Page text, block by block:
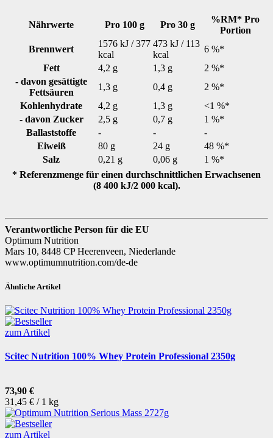
Nährwerte Pro 100 g Pro 30 g
%RM* Pro
Portion
Brennwert
1576 kJ / 377
kcal
473 kJ / 113
kcal
6 %*
Fett
4,2 g 1,3 g
2 %*
- davon gesättigte
Fettsäuren
1,3 g 0,4 g
2 %*
Kohlenhydrate
4,2 g 1,3 g
<1 %*
- davon Zucker
2,5 g 0,7 g
1 %*
Ballaststoffe
- -
-
Eiweiß
80 g 24 g
48 %*
Salz
0,21 g 0,06 g
1 %*
* Referenzmenge für einen durchschnittlichen Erwachsenen
(8 400 kJ/2 000 kcal).
Verantwortliche Person für die EU
Optimum Nutrition
Mars 10, 8448 CP Heerenveen, Niederlande
www.optimumnutrition.com/de-de
Ähnliche Artikel
zum Artikel
Scitec Nutrition 100% Whey Protein Professional 2350g
73,90 €
31,45 € / 1 kg
zum Artikel